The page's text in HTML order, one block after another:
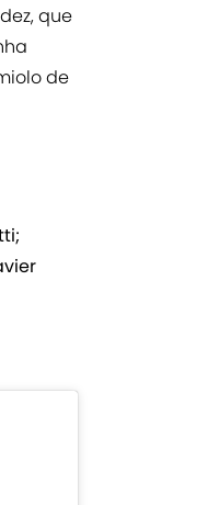
que
de